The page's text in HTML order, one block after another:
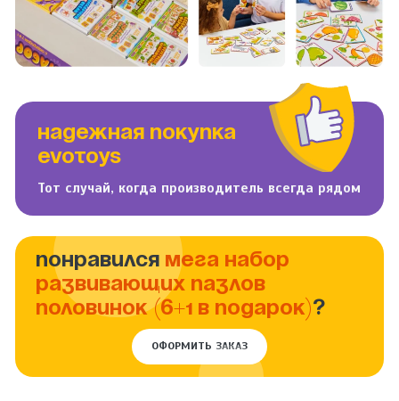
НАДЕЖНАЯ ПОКУПКА
EVOTOYS
Тот случай, когда производитель всегда рядом
ПОНРАВИЛСЯ МЕГА НАБОР
РАЗВИВАЮЩИХ ПАЗЛОВ
ПОЛОВИНОК (6+1 В ПОДАРОК)?
ОФОРМИТЬ ЗАКАЗ